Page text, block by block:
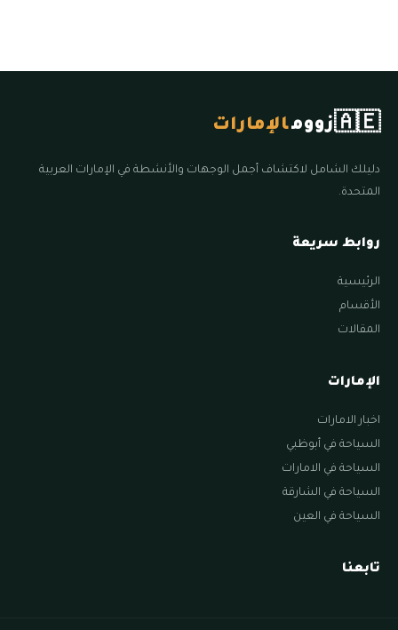
🇦🇪زوومالإمارات
دليلك الشامل لاكتشاف أجمل الوجهات والأنشطة في الإمارات العربية
المتحدة.
روابط سريعة
الرئيسية
الأقسام
المقالات
الإمارات
اخبار الامارات
السياحة في أبوظبي
السياحة في الامارات
السياحة في الشارقة
السياحة في العين
تابعنا